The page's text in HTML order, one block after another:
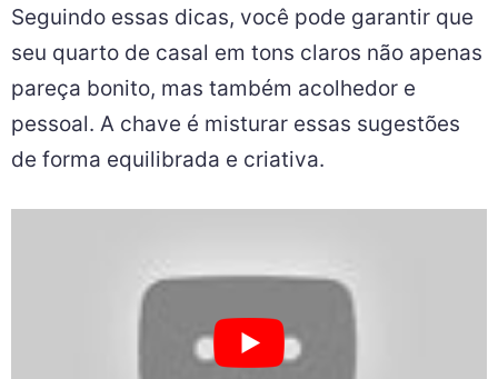
Seguindo essas dicas, você pode garantir que
seu quarto de casal em tons claros não apenas
pareça bonito, mas também acolhedor e
pessoal. A chave é misturar essas sugestões
de forma equilibrada e criativa.